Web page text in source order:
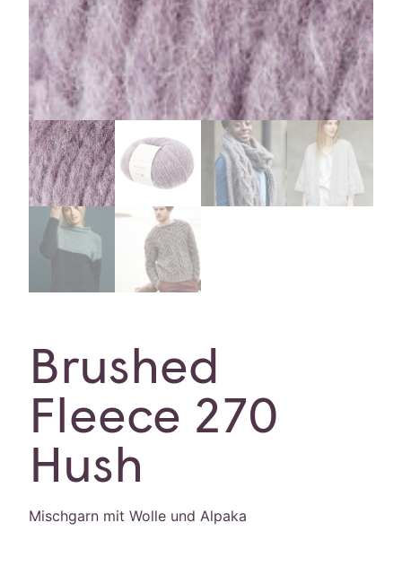
Brushed
Fleece 270
Hush
Mischgarn mit Wolle und Alpaka